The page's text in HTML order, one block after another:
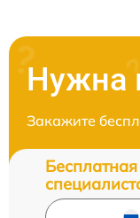
Нужна
Закажите